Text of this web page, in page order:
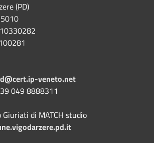
(PD)
veneto.net
049 8888311
Giuriati di MATCH studio